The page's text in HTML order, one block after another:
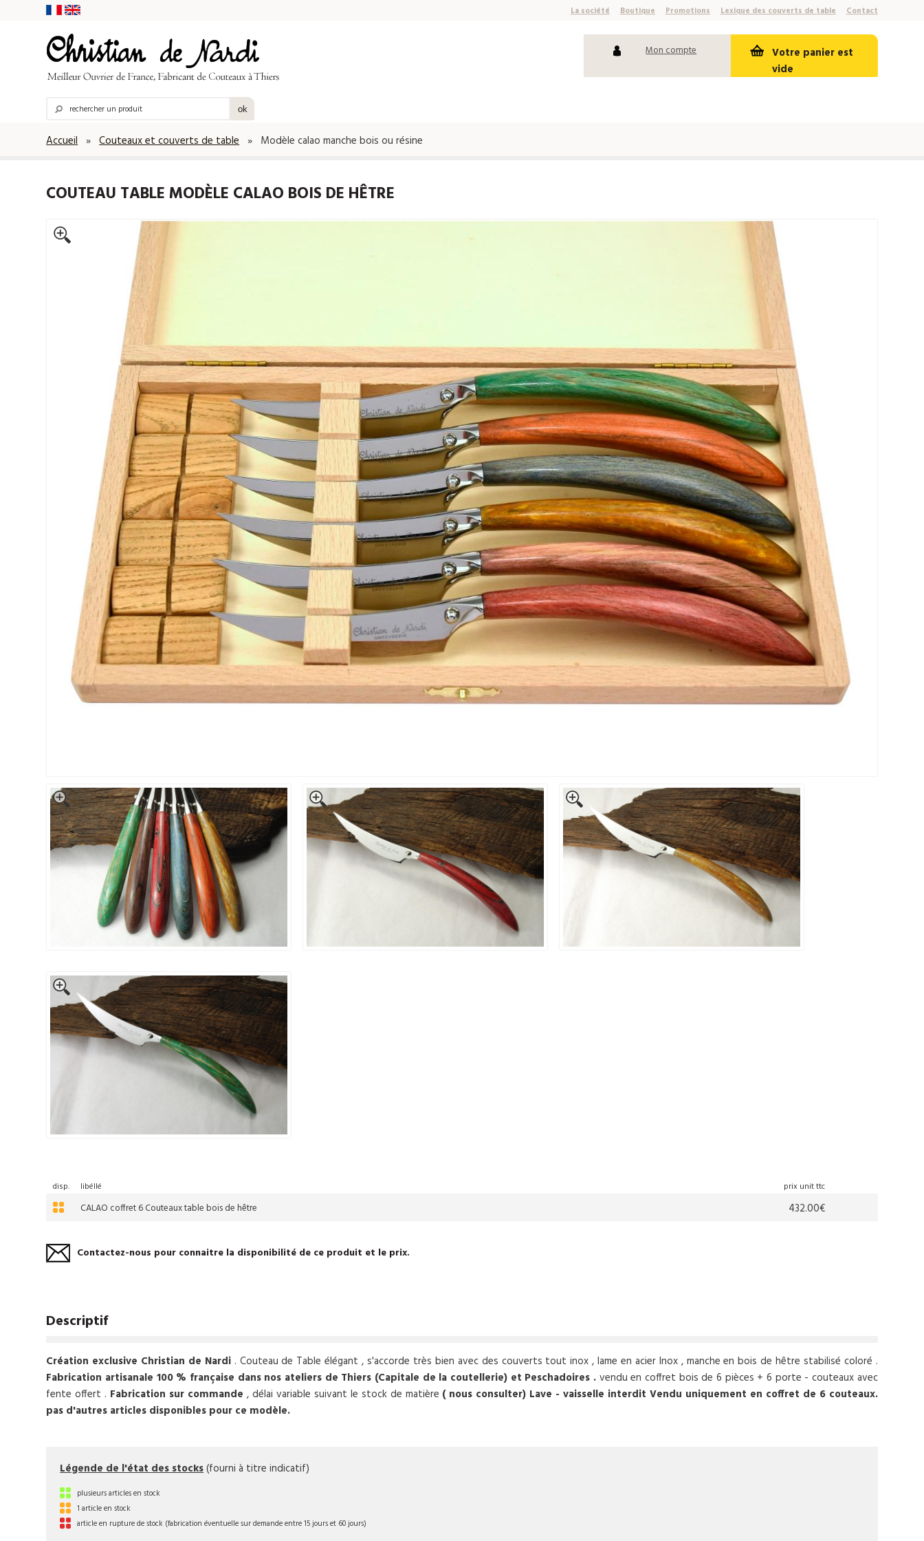
La société Boutique Promotions Lexique des couverts de table Contact
Votre panier est
vide
Mon compte
Accueil»Couteaux et couverts de table» Modèle calao manche bois ou résine
COUTEAU TABLE MODÈLE CALAO BOIS DE HÊTRE
disp. libéllé prix unit ttc
CALAO coffret 6 Couteaux table bois de hêtre 432.00€
Contactez-nous pour connaitre la disponibilité de ce produit et le prix.
Descriptif
Création exclusive Christian de Nardi. Couteau de Table élégant , s'accorde très bien avec des couverts tout inox , lame en acier Inox , manche en bois de hêtre stabilisé coloré .
Fabrication artisanale 100 % française dans nos ateliers de Thiers (Capitale de la coutellerie) et Peschadoires . vendu en coffret bois de 6 pièces + 6 porte - couteaux avec
fente offert . Fabrication sur commande , délai variable suivant le stock de matière ( nous consulter) Lave - vaisselle interdit Vendu uniquement en coffret de 6 couteaux.
pas d'autres articles disponibles pour ce modèle.
Légende de l'état des stocks(fourni à titre indicatif)
plusieurs articles en stock
1 article en stock
article en rupture de stock (fabrication éventuelle sur demande entre 15 jours et 60 jours)